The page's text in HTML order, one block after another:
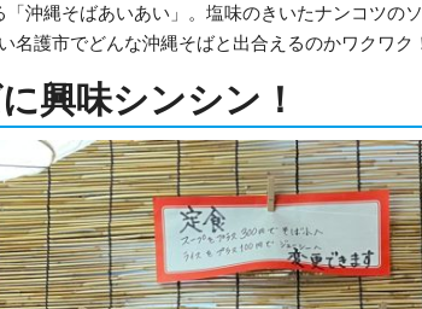
沖縄そばあいあい」。塩味のきいたナンコツの
名護市でどんな沖縄そばと出合えるのかワクワク
興味シンシン！